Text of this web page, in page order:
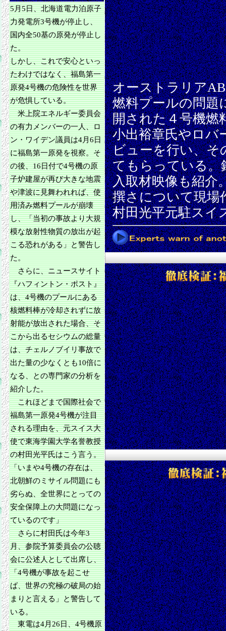
5月5日、北海道電力泊原子
力発電所3号機が停止し、
国内全50基の原発が停止し
た。
しかし、これで安心といっ
たわけではなく、福島第一
原発4号機の危険性を世界
が危惧している。
米上院エネルギー委員会
の有力メンバーの一人、ロ
ン・ワイデン議員は4月6日
に福島第一原発を視察。そ
の後、16日付で4号機の原
子炉建屋が再び大きな地震
や津波に見舞われれば、使
用済み燃料プールが崩壊
し、「当初の事故より大規
模な放射性物質の放出が起
こる恐れがある」と警告し
た。
さらに、ニュースサイト
『ハフィントン・ポスト』
は、4号機のプールにある
核燃料棒が冷却されずに放
射能が放出された場合、そ
こから出るセシウムの総量
は、チェルノブイリ事故で
出た量の少なくとも10倍に
なる、との専門家の分析を
紹介した。
これほどまで国際社会で
福島第一原発4号機が注目
される理由を、元スイス大
使で東海学園大学名誉教授
の村田光平氏はこう言う。
「いまや4号機の存在は、
北朝鮮のミサイル問題にも
劣らぬ、全世界にとっての
安全保障上の大問題になっ
ているのです」
さらに村田氏は今年3
月、参院予算委員会の公聴
会に公述人として出席し、
「4号機が事故を起こせ
ば、世界の究極の破局の始
まりと言える」と警告して
いる。
東電は4月26日、4号機原
オーストラリア
燃料プールの問題
開された４号機燃
小出裕章氏やロバ
ビューを行い、そ
てもらっている。
入取材映像も紹介
撰さについて現場
村田光平元駐スイ